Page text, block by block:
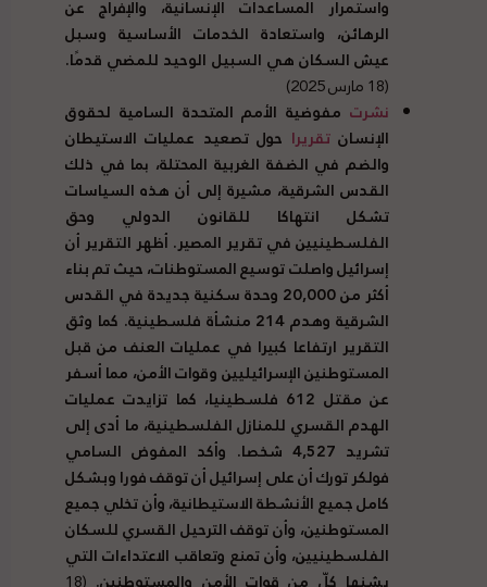
واستمرار المساعدات الإنسانية، والإفراج عن
الرهائن، واستعادة الخدمات الأساسية وسبل
عيش السكان هي السبيل الوحيد للمضي قدمًا.
(18 مارس 2025)
نشرت مفوضية الأمم المتحدة السامية لحقوق
الإنسانتقريرا حول تصعيد عمليات الاستيطان
والضم في الضفة الغربية المحتلة، بما في ذلك
القدس الشرقية، مشيرة إلى أن هذه السياسات
تشكل انتهاكا للقانون الدولي وحق
الفلسطينيين في تقرير المصير. أظهر التقرير أن
إسرائيل واصلت توسيع المستوطنات، حيث تم بناء
أكثر من 20,000 وحدة سكنية جديدة في القدس
الشرقية وهدم 214 منشأة فلسطينية. كما وثق
التقرير ارتفاعا كبيرا في عمليات العنف من قبل
المستوطنين الإسرائيليين وقوات الأمن، مما أسفر
عن مقتل 612 فلسطينيا، كما تزايدت عمليات
الهدم القسري للمنازل الفلسطينية، ما أدى إلى
تشريد 4,527 شخصا. وأكد المفوض السامي
فولكر تورك أن على إسرائيل أن توقف فورا وبشكل
كامل جميع الأنشطة الاستيطانية، وأن تخلي جميع
المستوطنين، وأن توقف الترحيل القسري للسكان
الفلسطينيين، وأن تمنع وتعاقب الاعتداءات التي